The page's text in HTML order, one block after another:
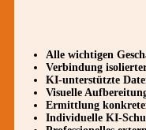
Alle wichtigen
Verbindung
KI-unterstützte
Visuelle
Ermittlung
Individuelle KI-